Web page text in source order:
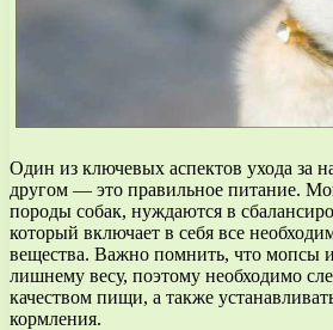
Один из ключевых аспектов ухода за
другом — это правильное питание.
породы собак, нуждаются в
который включает в себя все
вещества. Важно помнить, что мопсы
лишнему весу, поэтому необходимо
качеством пищи, а также
кормления.